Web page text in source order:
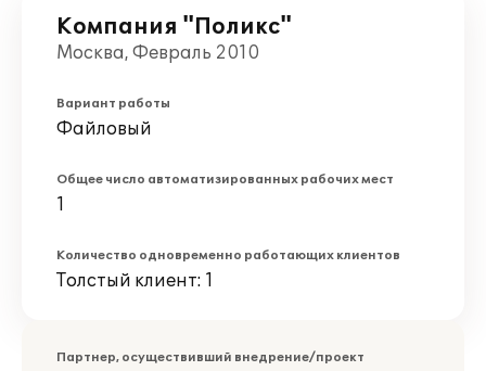
Компания "Поликс"
Москва, Февраль 2010
Вариант работы
Файловый
Общее число автоматизированных рабочих мест
1
Количество одновременно работающих клиентов
Толстый клиент: 1
Партнер, осуществивший внедрение/проект